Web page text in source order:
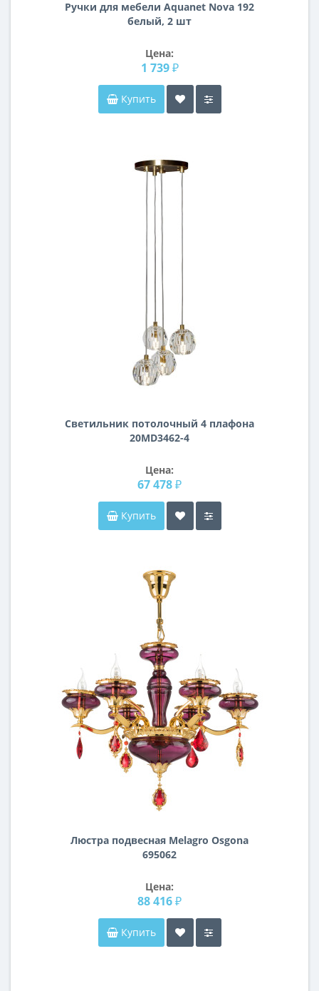
Ручки для мебели Aquanet Nova 192
белый, 2 шт
Цена:
1 739 ₽
Купить
Светильник потолочный 4 плафона
20MD3462-4
Цена:
67 478 ₽
Купить
Люстра подвесная Melagro Osgona
695062
Цена:
88 416 ₽
Купить